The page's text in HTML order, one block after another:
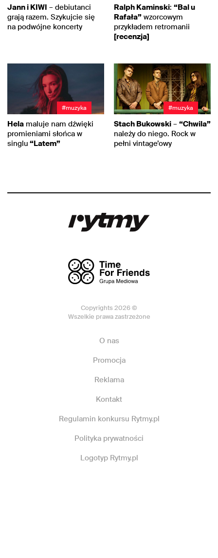
Jann i KIWI – debiutanci
grają razem. Szykujcie się
na podwójne koncerty
Ralph Kaminski: “Bal u
Rafała” wzorcowym
przykładem retromanii
[recenzja]
#muzyka
Hela maluje nam dźwięki
promieniami słońca w
singlu “Latem”
#muzyka
Stach Bukowski – “Chwila”
należy do niego. Rock w
pełni vintage’owy
Copyrights 2026 ©
Wszelkie prawa zastrzeżone
O nas
Promocja
Reklama
Kontakt
Regulamin konkursu Rytmy.pl
Polityka prywatności
Logotyp Rytmy.pl